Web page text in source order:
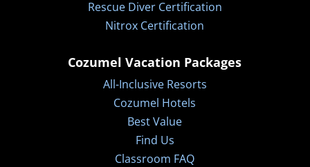
Rescue Diver Certification
Nitrox Certification
Cozumel Vacation Packages
All-Inclusive Resorts
Cozumel Hotels
Best Value
Find Us
Classroom FAQ